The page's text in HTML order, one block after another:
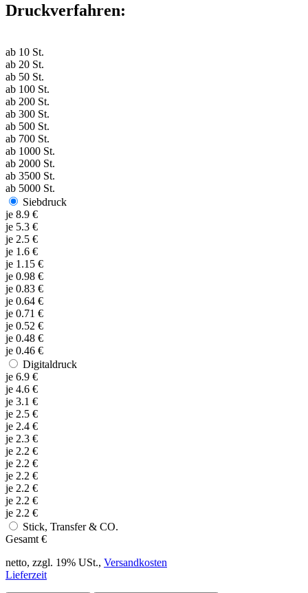
Druckverfahren:
ab 10 St.
ab 20 St.
ab 50 St.
ab 100 St.
ab 200 St.
ab 300 St.
ab 500 St.
ab 700 St.
ab 1000 St.
ab 2000 St.
ab 3500 St.
ab 5000 St.
Siebdruck
je 8.9 €
je 5.3 €
je 2.5 €
je 1.6 €
je 1.15 €
je 0.98 €
je 0.83 €
je 0.64 €
je 0.71 €
je 0.52 €
je 0.48 €
je 0.46 €
Digitaldruck
je 6.9 €
je 4.6 €
je 3.1 €
je 2.5 €
je 2.4 €
je 2.3 €
je 2.2 €
je 2.2 €
je 2.2 €
je 2.2 €
je 2.2 €
je 2.2 €
Stick, Transfer & CO.
Gesamt €
netto, zzgl. 19% USt., Versandkosten
Lieferzeit